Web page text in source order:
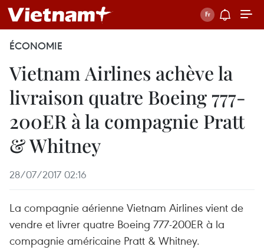
ÉCONOMIE
Vietnam Airlines achève la
livraison quatre Boeing 777-
200ER à la compagnie Pratt
& Whitney
28/07/2017 02:16
La compagnie aérienne Vietnam Airlines vient de
vendre et livrer quatre Boeing 777-200ER à la
compagnie américaine Pratt & Whitney.